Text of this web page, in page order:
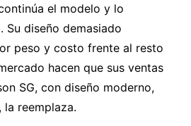
el modelo y lo
Su diseño demasiado
peso y costo frente al resto
hacen que sus ventas
SG, con diseño moderno,
la reemplaza.